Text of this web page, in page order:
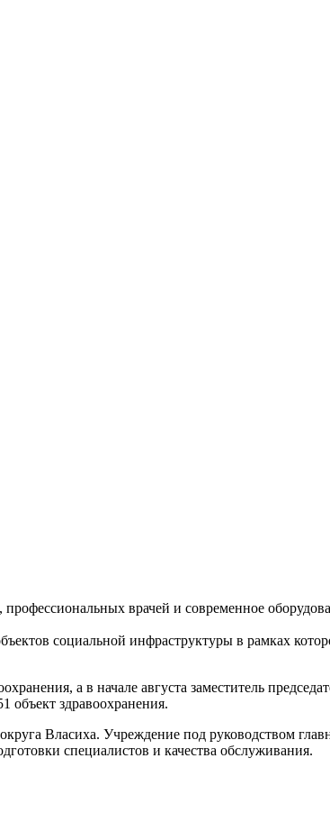
врачей и современное
социальной инфраструктуры в рамках
а в начале августа заместитель
объект здравоохранения.
Власиха. Учреждение под руководством
специалистов и качества обслуживания.